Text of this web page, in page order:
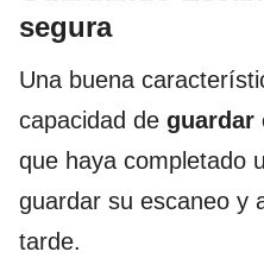
segura
Una buena
capacidad de guardar
que haya completado
guardar su escaneo y
tarde.